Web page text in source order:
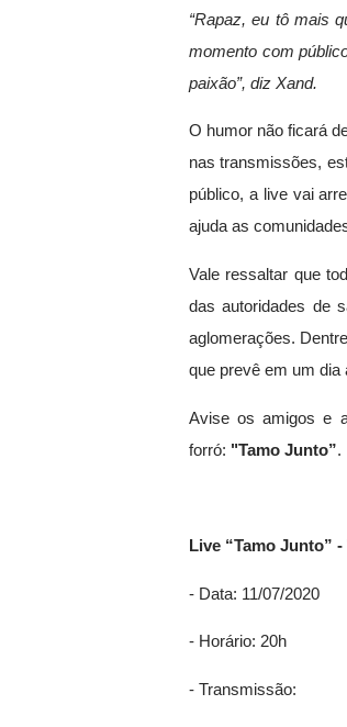
“Rapaz, eu tô mais
momento com
paixão”, diz Xand.
O humor não ficará
nas transmissões,
público, a live vai
ajuda as
Vale ressaltar que
das autoridades de
aglomerações.
que prevê em um dia
Avise os amigos e
forró: "Tamo Junto”.
Live “Tamo Junto”
- Data: 11/07/2020
- Horário: 20h
- Transmissão: